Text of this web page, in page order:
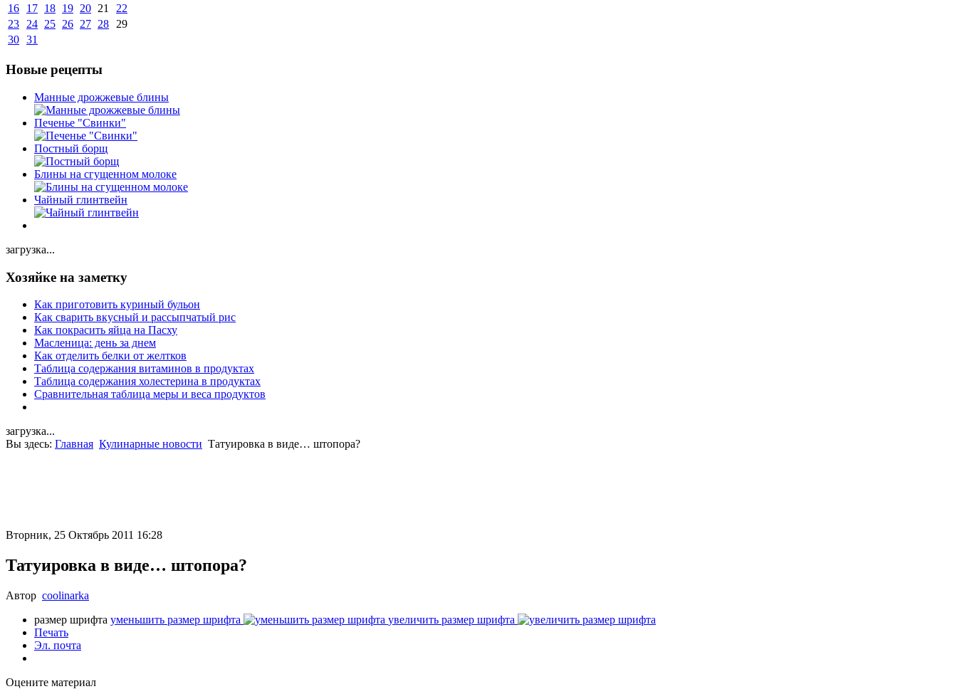
16
17 18 19 20 21
22
23 24 25 26 27 28 29
30 31
Новые рецепты
Манные дрожжевые блины
Печенье "Свинки"
Постный борщ
Блины на сгущенном молоке
Чайный глинтвейн
загрузка...
Хозяйке на заметку
Как приготовить куриный бульон
Как сварить вкусный и рассыпчатый рис
Как покрасить яйца на Пасху
Масленица: день за днем
Как отделить белки от желтков
Таблица содержания витаминов в продуктах
Таблица содержания холестерина в продуктах
Сравнительная таблица меры и веса продуктов
загрузка...
Вы здесь: Главная Кулинарные новости Татуировка в виде… штопора?
Вторник, 25 Октябрь 2011 16:28
Татуировка в виде… штопора?
Автор coolinarka
размер шрифта уменьшить размер шрифта
увеличить размер шрифта
Печать
Эл. почта
Оцените материал